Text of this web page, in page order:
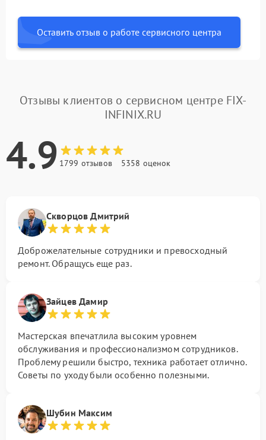
Оставить отзыв о работе сервисного центра
Отзывы клиентов о сервисном центре FIX-
INFINIX.RU
4.9 1799 отзывов 5358 оценок
Скворцов Дмитрий
Доброжелательные сотрудники и превосходный
ремонт. Обращусь еще раз.
Зайцев Дамир
Мастерская впечатлила высоким уровнем
обслуживания и профессионализмом сотрудников.
Проблему решили быстро, техника работает отлично.
Советы по уходу были особенно полезными.
Шубин Максим